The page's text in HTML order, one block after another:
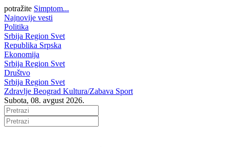
potražite Simptom...
Najnovije vesti
Politika
Srbija Region Svet
Republika Srpska
Ekonomija
Srbija Region Svet
Društvo
Srbija Region Svet
Zdravlje Beograd Kultura/Zabava Sport
Subota, 08. avgust 2026.